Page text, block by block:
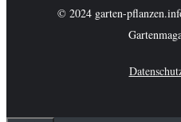
© 2024 garten-